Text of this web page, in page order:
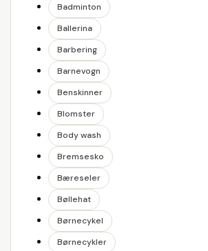
Badminton
Ballerina
Barbering
Barnevogn
Benskinner
Blomster
Body wash
Bremsesko
Bæreseler
Bøllehat
Børnecykel
Børnecykler